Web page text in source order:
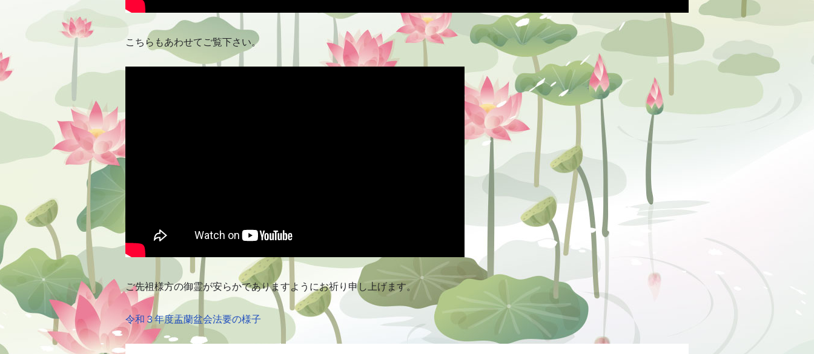
こちらもあわせてご覧下さい。
ご先祖様方の御霊が安らかでありますようにお祈り申し上げます。
令和３年度盂蘭盆会法要の様子